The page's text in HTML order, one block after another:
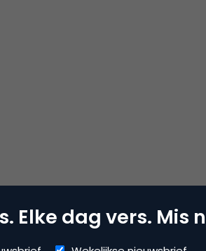
Elke dag vers. Mis